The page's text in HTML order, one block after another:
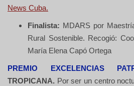
News Cuba.
Finalista: MDARS por
Rural Sostenible. Recogió:
María Elena Capó Ortega
PREMIO EXCELENCIAS
TROPICANA. Por ser un centro